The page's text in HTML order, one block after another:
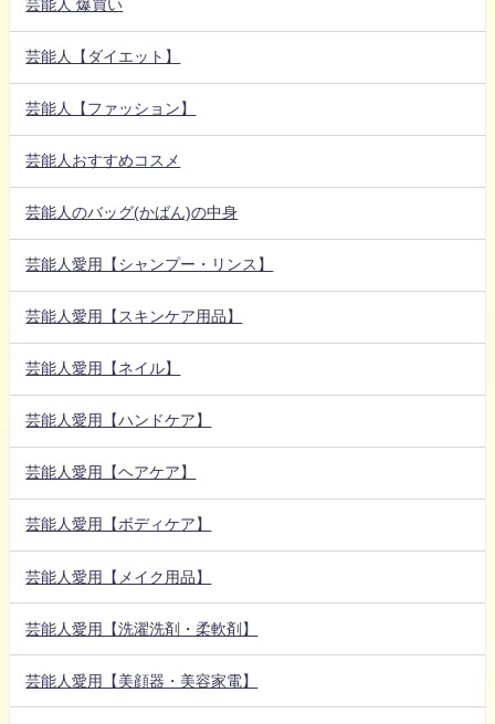
芸能人 爆買い
芸能人【ダイエット】
芸能人【ファッション】
芸能人おすすめコスメ
芸能人のバッグ(かばん)の中身
芸能人愛用【シャンプー・リンス】
芸能人愛用【スキンケア用品】
芸能人愛用【ネイル】
芸能人愛用【ハンドケア】
芸能人愛用【ヘアケア】
芸能人愛用【ボディケア】
芸能人愛用【メイク用品】
芸能人愛用【洗濯洗剤・柔軟剤】
芸能人愛用【美顔器・美容家電】